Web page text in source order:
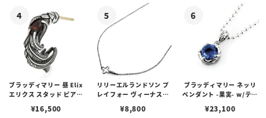
ブラッディマリー 昼 Elix
エリクス スタッド ピアス
¥16,500
リリーエルランドソン プ
レイフォー ヴィーナスチ
¥8,800
ブラッディマリー ネッリ
ペンダント -果実- w/ティ
¥23,100